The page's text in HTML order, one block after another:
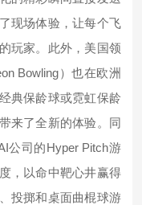
现场体验，让每个飞
玩家。此外， 美国领
Bowling）也在欧洲
典保龄球或霓虹保龄
来了全新的体验。同
公司的Hyper Pitch游
，以命中靶心井赢得
投掷和桌面曲棍球游